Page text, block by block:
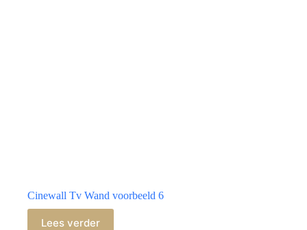
Cinewall Tv Wand voorbeeld 6
Lees verder